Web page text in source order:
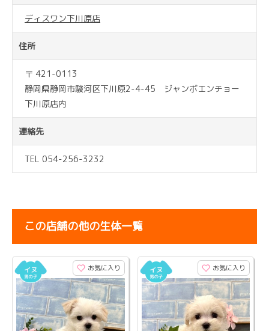
ディスワン下川原店
住所
〒 421-0113
静岡県静岡市駿河区下川原2-4-45 ジャンボエンチョー
下川原店内
連絡先
TEL 054-256-3232
この店舗の他の生体一覧
お気に入り お気に入り